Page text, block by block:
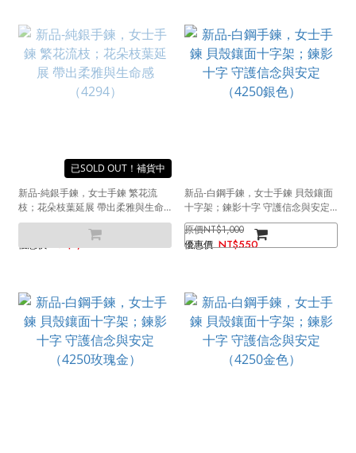
SOLD OUT
新品-純銀手鍊，女士手鍊 繁花流
枝；花朵枝葉延展 帶出柔雅與生命
感（4294）
NT$1,690
新品-白鋼手鍊，女士手鍊 貝殼鑲面
十字架；鍊影十字 守護信念與安定
（4250銀色）
NT$1,000
NT$550